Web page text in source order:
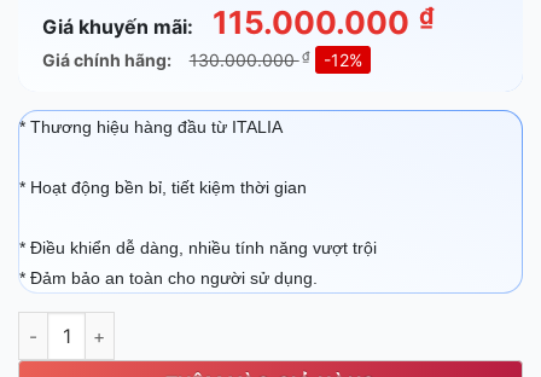
Giá khuyến mãi: 115.000.000 ₫
Giá chính hãng: 130.000.000₫ -12%
* Thương hiệu hàng đầu từ ITALIA
* Hoạt động bền bỉ, tiết kiệm thời gian
* Điều khiển dễ dàng, nhiều tính năng vượt trội
* Đảm bảo an toàn cho người sử dụng.
Piron 6 khay PF8906 số lượng